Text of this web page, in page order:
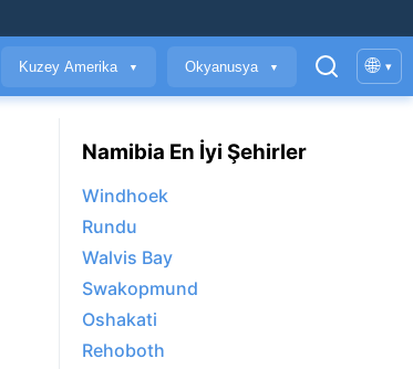
Kuzey Amerika ▼ Okyanusya ▼ 🌐 ▾
Namibia En İyi Şehirler
Windhoek
Rundu
Walvis Bay
Swakopmund
Oshakati
Rehoboth